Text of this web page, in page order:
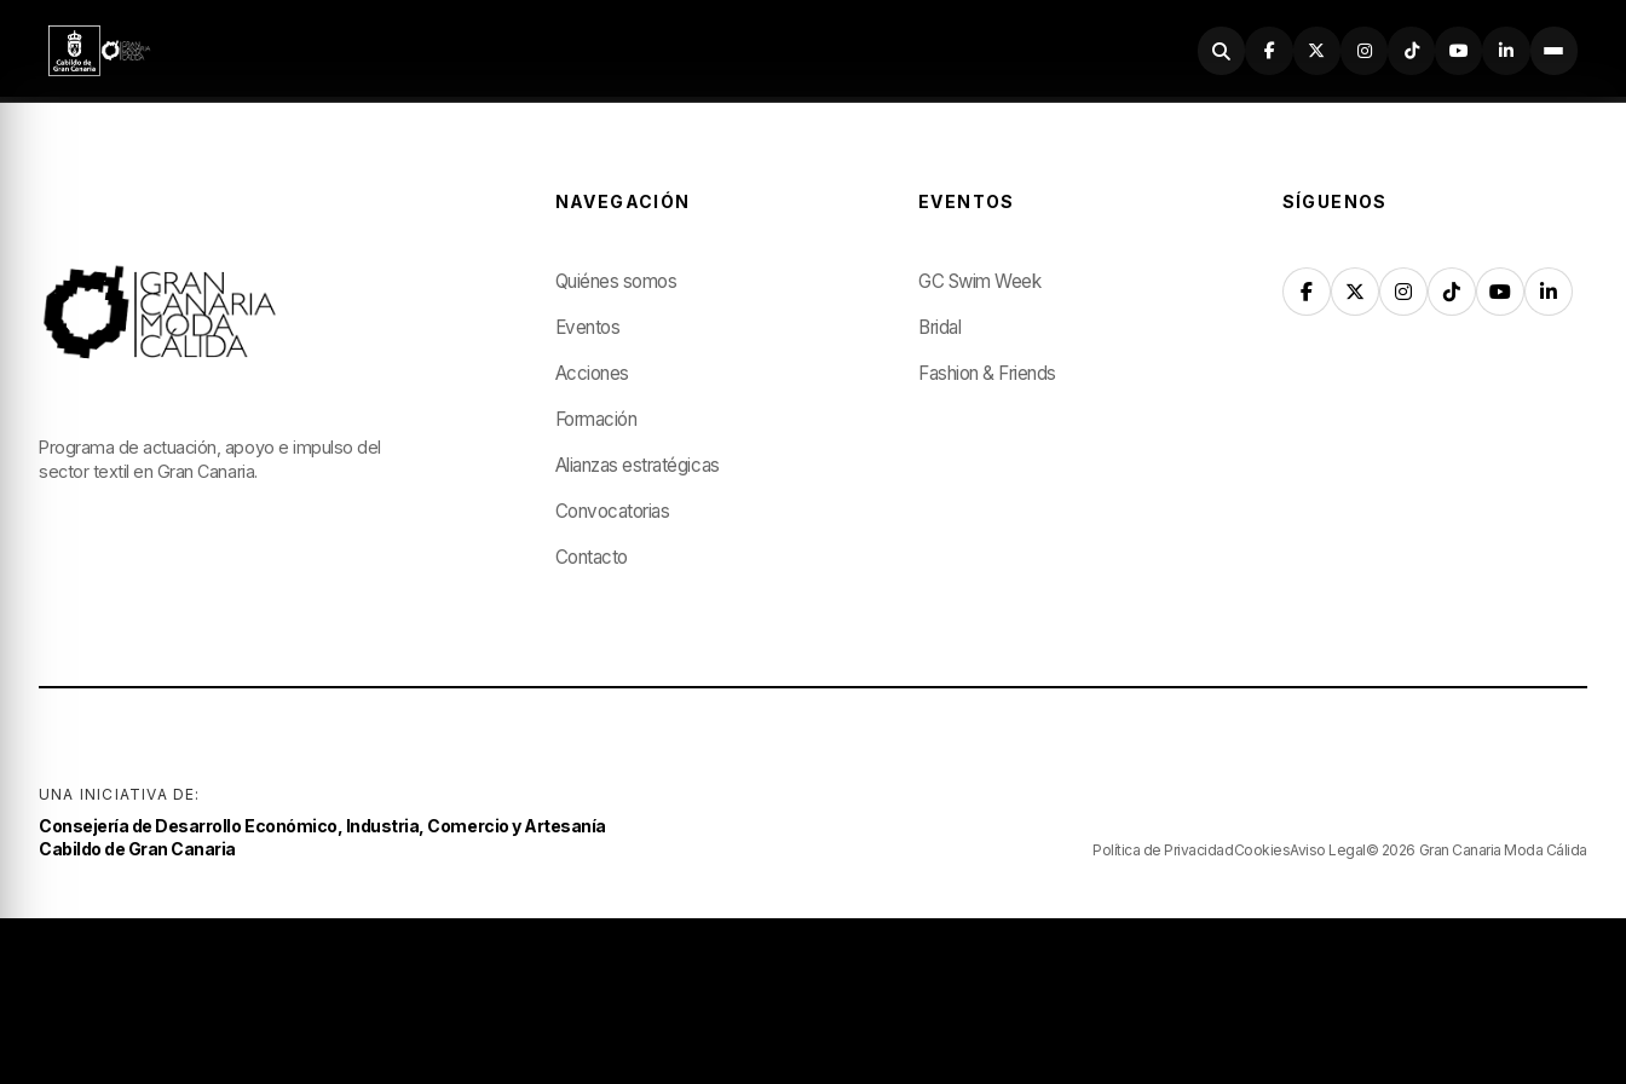
Buscador
Programa de actuación, apoyo e impulso del
sector textil en Gran Canaria.
NAVEGACIÓN
Quiénes somos
Eventos
Acciones
Formación
Alianzas estratégicas
Convocatorias
Contacto
EVENTOS
GC Swim Week
Bridal
Fashion & Friends
SÍGUENOS
UNA INICIATIVA DE:
Consejería de Desarrollo Económico, Industria, Comercio y Artesanía
Cabildo de Gran Canaria
Política de PrivacidadCookiesAviso Legal© 2026 Gran Canaria Moda Cálida